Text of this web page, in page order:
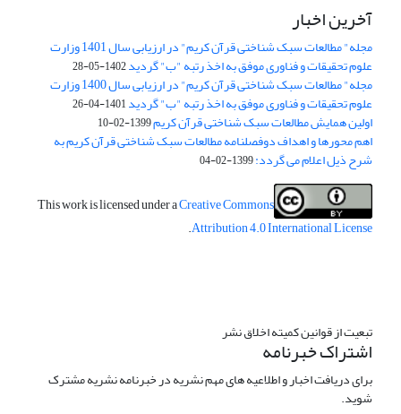
آخرین اخبار
مجله" مطالعات سبک شناختی قرآن کریم" در ارزیابی سال 1401 وزارت
علوم تحقیقات و فناوری موفق به اخذ رتبه "ب" گردید1402-05-28
مجله" مطالعات سبک شناختی قرآن کریم" در ارزیابی سال 1400 وزارت
علوم تحقیقات و فناوری موفق به اخذ رتبه "ب" گردید1401-04-26
اولین همایش مطالعات سبک شناختی قرآن کریم1399-02-10
اهم محورها و اهداف دوفصلنامه مطالعات سبک شناختی قرآن کریم به
شرح ذیل اعلام می گردد:1399-02-04
This work is licensed under aCreative Commons
Attribution 4.0 International License
.
تبعیت از قوانین کمیته اخلاق نشر
اشتراک خبرنامه
برای دریافت اخبار و اطلاعیه های مهم نشریه در خبرنامه نشریه مشترک
شوید.